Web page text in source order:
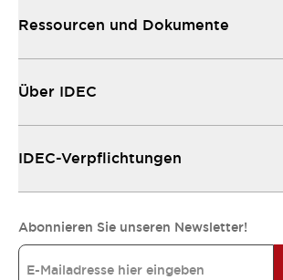
Ressourcen und Dokumente
Über IDEC
IDEC-Verpflichtungen
Abonnieren Sie unseren Newsletter!